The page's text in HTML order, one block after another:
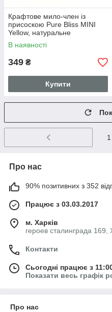
Крафтове мило-член із
присоскою Pure Bliss MINI
Yellow, натуральне
В наявності
349 ₴
Купити
1
Про нас
90% позитивних з 352
Працює з 03.03.2017
м. Харків
героев сталинграда 169,
Контакти
Сьогодні працює з
Показати весь графік
Про нас